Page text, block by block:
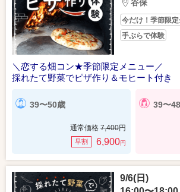
谷保
今だけ！季節限
手ぶらで体験
＼恋する畑コン★季節限定メニュー／
採れたて野菜でピザ作り＆モヒート付き
39〜50歳
通常価格 7,400円
早割 6,900円
39〜
9/6(日)